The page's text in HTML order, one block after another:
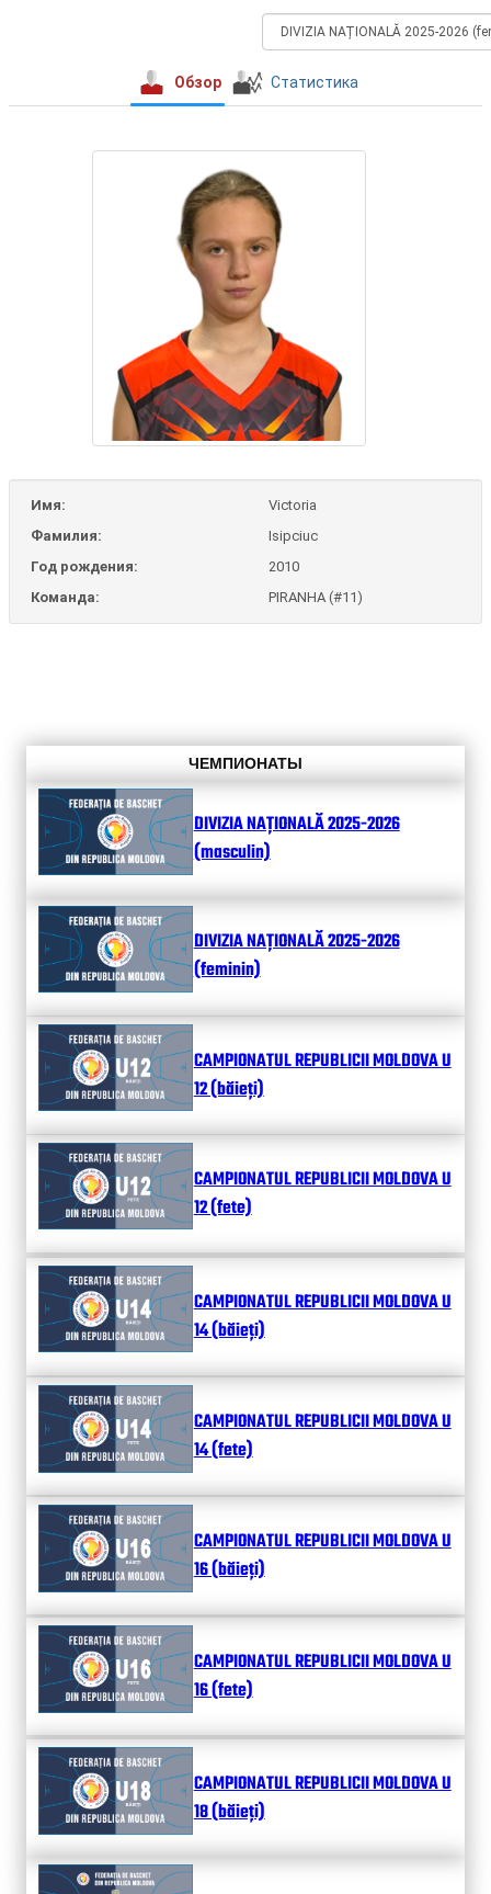
Обзор Статистика
Имя:
Victoria
Фамилия:
Isipciuc
Год рождения:
2010
Команда:
PIRANHA (#11)
ЧЕМПИОНАТЫ
DIVIZIA NAȚIONALĂ 2025-2026
(masculin)
DIVIZIA NAȚIONALĂ 2025-2026
(feminin)
CAMPIONATUL REPUBLICII MOLDOVA U
12 (băieți)
CAMPIONATUL REPUBLICII MOLDOVA U
12 (fete)
CAMPIONATUL REPUBLICII MOLDOVA U
14 (băieți)
CAMPIONATUL REPUBLICII MOLDOVA U
14 (fete)
CAMPIONATUL REPUBLICII MOLDOVA U
16 (băieți)
CAMPIONATUL REPUBLICII MOLDOVA U
16 (fete)
CAMPIONATUL REPUBLICII MOLDOVA U
18 (băieți)